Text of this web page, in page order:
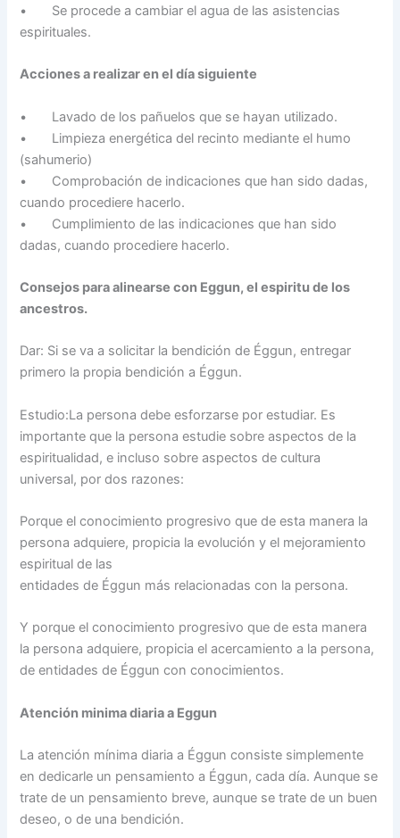
• Se procede a cambiar el agua de las asistencias
espirituales.
Acciones a realizar en el día siguiente
• Lavado de los pañuelos que se hayan utilizado.
• Limpieza energética del recinto mediante el humo
(sahumerio)
• Comprobación de indicaciones que han sido dadas,
cuando procediere hacerlo.
• Cumplimiento de las indicaciones que han sido
dadas, cuando procediere hacerlo.
Consejos para alinearse con Eggun, el espiritu de los
ancestros.
Dar: Si se va a solicitar la bendición de Éggun, entregar
primero la propia bendición a Éggun.
Estudio:La persona debe esforzarse por estudiar. Es
importante que la persona estudie sobre aspectos de la
espiritualidad, e incluso sobre aspectos de cultura
universal, por dos razones:
Porque el conocimiento progresivo que de esta manera la
persona adquiere, propicia la evolución y el mejoramiento
espiritual de las
entidades de Éggun más relacionadas con la persona.
Y porque el conocimiento progresivo que de esta manera
la persona adquiere, propicia el acercamiento a la persona,
de entidades de Éggun con conocimientos.
Atención minima diaria a Eggun
La atención mínima diaria a Éggun consiste simplemente
en dedicarle un pensamiento a Éggun, cada día. Aunque se
trate de un pensamiento breve, aunque se trate de un buen
deseo, o de una bendición.